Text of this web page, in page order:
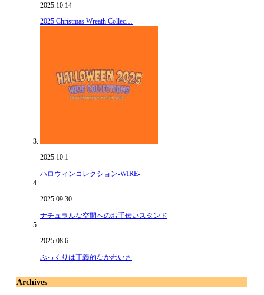
2025.10.14
2025 Christmas Wreath Collec…
2025.10.1
ハロウィンコレクション-WIRE-
2025.09.30
ナチュラルな空間へのお手伝いスタンド
2025.08.6
ぷっくりは正義的なかわいさ
Archives